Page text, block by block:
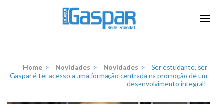
Home > Novidades > Novidades >
Ser estudante, ser
Gaspar é ter acesso a uma formação centrada na promoção de um
desenvolvimento integral!